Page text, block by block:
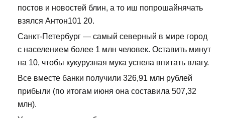
постов и новостей блин, а то иш попрошайнячать
взялся Антон101 20.
Санкт-Петербург — самый северный в мире город
с населением более 1 млн человек. Оставить минут
на 10, чтобы кукурузная мука успела впитать влагу.
Все вместе банки получили 326,91 млн рублей
прибыли (по итогам июня она составила 507,32
млн).